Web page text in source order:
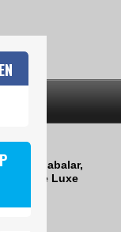
anne-babalar,
De Luxe